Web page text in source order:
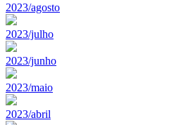
2023/agosto
2023/julho
2023/junho
2023/maio
2023/abril